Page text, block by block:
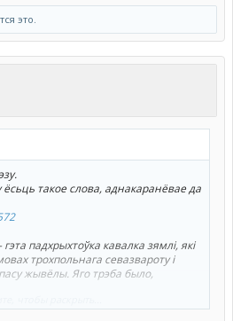
это.
ёсьць такое слова, аднакаранёвае да
падхрыхтоўка кавалка зямлі, які
трохпольнага севазвароту і
жывёлы. Яго трэба было,